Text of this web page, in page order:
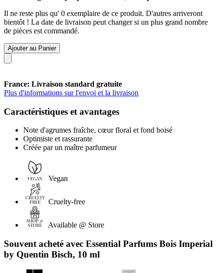
Il ne reste plus qu' 0 exemplaire de ce produit. D'autres arriveront
bientôt ! La date de livraison peut changer si un plus grand nombre
de pièces est commandé.
Ajouter au Panier
France: Livraison standard gratuite
Plus d'informations sur l'envoi et la livraison
Caractéristiques et avantages
Note d'agrumes fraîche, cœur floral et fond boisé
Optimiste et rassurante
Créée par un maître parfumeur
Vegan
Cruelty-free
Available @ Store
Souvent acheté avec Essential Parfums Bois Imperial
by Quentin Bisch, 10 ml